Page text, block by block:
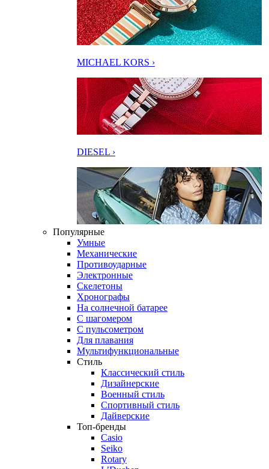
MICHAEL KORS ›
DIESEL ›
Популярные
Умные
Механические
Противоударные
Электронные
Скелетоны
Хронографы
На солнечной батарее
С шагомером
С пульсометром
Для плавания
Мультифункциональные
Стиль
Классический стиль
Дизайнерские
Военный стиль
Спортивный стиль
Дайверские
Топ-бренды
Casio
Seiko
Rotary